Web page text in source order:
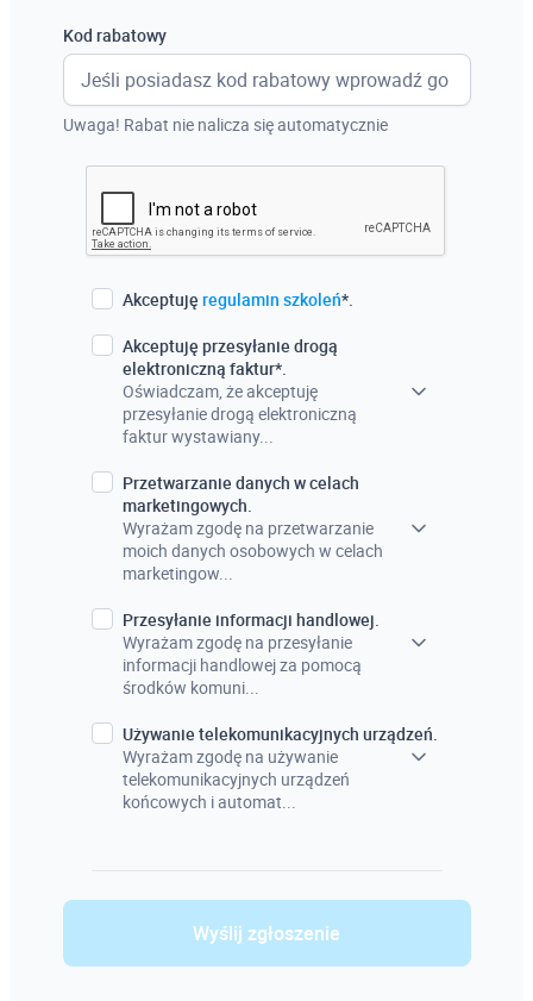
Kod rabatowy
Uwaga! Rabat nie nalicza się automatycznie
Akceptuję regulamin szkoleń*.
Akceptuję przesyłanie drogą
elektroniczną faktur*.
Oświadczam, że akceptuję
przesyłanie drogą elektroniczną
faktur wystawiany...
Przetwarzanie danych w celach
marketingowych.
Wyrażam zgodę na przetwarzanie
moich danych osobowych w celach
marketingow...
Przesyłanie informacji handlowej.
Wyrażam zgodę na przesyłanie
informacji handlowej za pomocą
środków komuni...
Używanie telekomunikacyjnych urządzeń.
Wyrażam zgodę na używanie
telekomunikacyjnych urządzeń
końcowych i automat...
Wyślij zgłoszenie
Włochy
Francja
Szwecja
Holandia
Czechy